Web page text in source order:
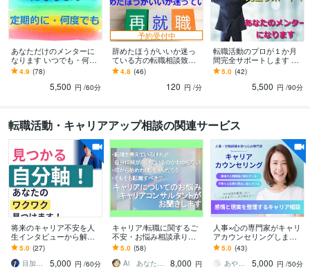
あなただけのメンターに
なります いつでも・何度
でも、 同じ目線で、対等
な立場で対話します。
4.9 (78)
5,500 円 /60分
予約受付中
辞めたほうがいいか迷っ
ている方の転職相談致し
ます 電話相談:転職相談を
公的機関で１１年間おこ
なってきました。
4.8 (46)
120 円 /分
転職活動のプロが１か月
間完全サポートします ／
ひとりで悩むあなたへ！
癒します・メンターにな
5.0 (42)
5,500 円 /90分
転職活動・キャリアアップ相談の関連サービス
将来のキャリア不安を人
生インタビューから解消
します ありたい姿を描い
て実現に至るまで一気通
貫で伴走します
5.0 (27)
目加多龍_転職／キャリアコンサルタント
5,000 円 /60分
キャリア/転職に関するご
不安・お悩み相談承りま
す 2週間チャットで質問し
放題。顔出し無しでOK
5.0 (58)
Ai あなたの人生に寄り添うカウンセラー
8,000 円
人事×心の専門家がキャリ
アカウンセリングします
仕事とプライベート・感
情を整えて、次の判断軸
を明確にします
5.0 (43)
あやかのお悩み相談室
5,000 円 /50分